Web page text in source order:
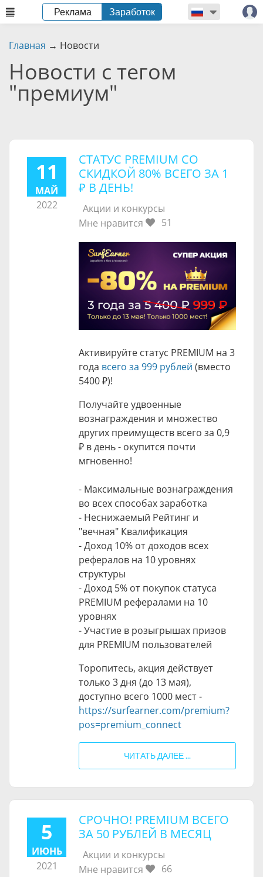
Реклама Заработок
Главная → Новости
Новости с тегом
"премиум"
11
МАЙ
2022
СТАТУС PREMIUM СО
СКИДКОЙ 80% ВСЕГО ЗА 1
₽ В ДЕНЬ!
Акции и конкурсы
Мне нравится
51
Активируйте статус PREMIUM на 3
года всего за 999 рублей (вместо
5400 ₽)!
Получайте удвоенные
вознаграждения и множество
других преимуществ всего за 0,9
₽ в день - окупится почти
мгновенно!
- Максимальные вознаграждения
во всех способах заработка
- Неснижаемый Рейтинг и
"вечная" Квалификация
- Доход 10% от доходов всех
рефералов на 10 уровнях
структуры
- Доход 5% от покупок статуса
PREMIUM рефералами на 10
уровнях
- Участие в розыгрышах призов
для PREMIUM пользователей
Торопитесь, акция действует
только 3 дня (до 13 мая),
доступно всего 1000 мест -
https://surfearner.com/premium?
pos=premium_connect
ЧИТАТЬ ДАЛЕЕ ...
5
ИЮНЬ
2021
СРОЧНО! PREMIUM ВСЕГО
ЗА 50 РУБЛЕЙ В МЕСЯЦ
Акции и конкурсы
Мне нравится
66